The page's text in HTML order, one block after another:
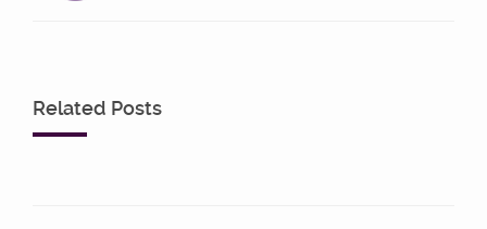
Related Posts